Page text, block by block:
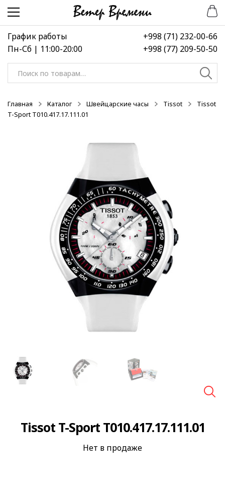
Перейти
навигации
Перейти
содержимому
График работы
Пн-Сб | 11:00-20:00
+998 (71) 232-00-66
+998 (77) 209-50-50
Искать:
Главная Каталог Швейцарские часы Tissot
Tissot
T-Sport T010.417.17.111.01
Tissot T-Sport T010.417.17.111.01
Нет в продаже
-50%